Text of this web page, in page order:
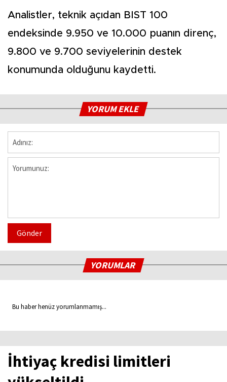
Analistler, teknik açıdan BIST 100
endeksinde 9.950 ve 10.000 puanın direnç,
9.800 ve 9.700 seviyelerinin destek
konumunda olduğunu kaydetti.
YORUM EKLE
Gönder
YORUMLAR
Bu haber henüz yorumlanmamış...
İhtiyaç kredisi limitleri